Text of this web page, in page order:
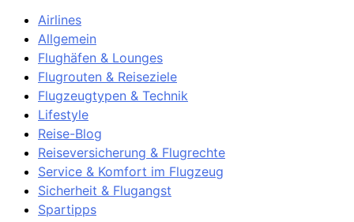
Airlines
Allgemein
Flughäfen & Lounges
Flugrouten & Reiseziele
Flugzeugtypen & Technik
Lifestyle
Reise-Blog
Reiseversicherung & Flugrechte
Service & Komfort im Flugzeug
Sicherheit & Flugangst
Spartipps